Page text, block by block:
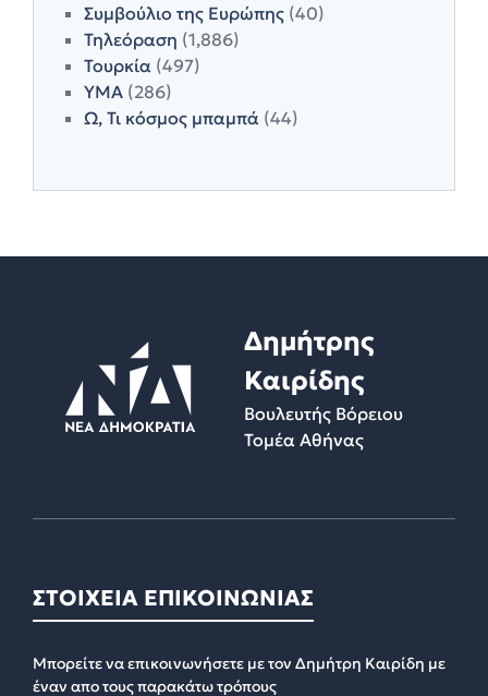
Συμβούλιο της Ευρώπης (40)
Τηλεόραση (1,886)
Τουρκία (497)
ΥΜΑ (286)
Ω, Τι κόσμος μπαμπά (44)
Δημήτρης
Καιρίδης
Βουλευτής Βόρειου
Τομέα Αθήνας
ΣΤΟΙΧΕΙΑ ΕΠΙΚΟΙΝΩΝΙΑΣ
Μπορείτε να επικοινωνήσετε με τον Δημήτρη Καιρίδη με
έναν απο τους παρακάτω τρόπους